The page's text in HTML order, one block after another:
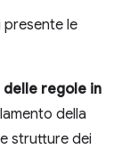
presente le
regole in
della
strutture dei